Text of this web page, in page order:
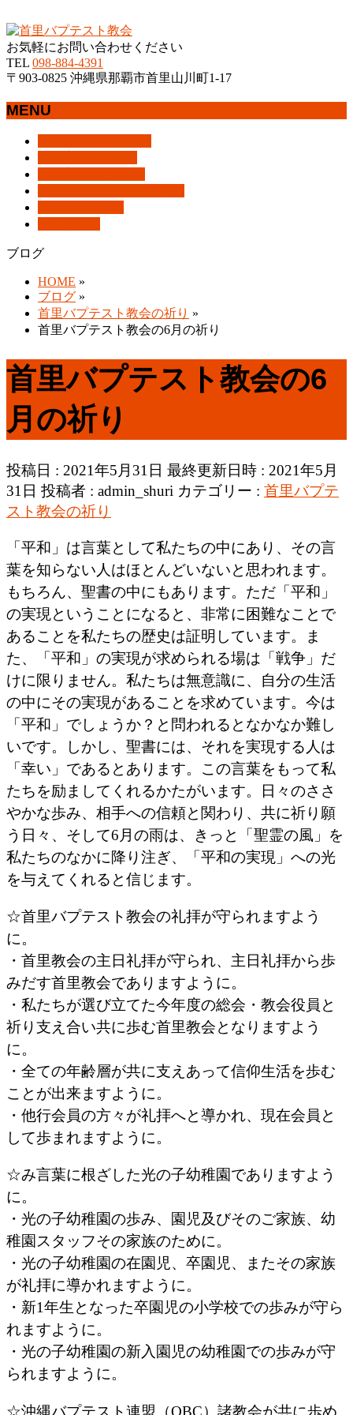
お気軽にお問い合わせください
TEL 098-884-4391
〒903-0825 沖縄県那覇市首里山川町1-17
MENU
す
ブログ
HOME »
ブログ »
首里バプテスト教会の祈り »
首里バプテスト教会の6月の祈り
首里バプテスト教会の6
月の祈り
投稿日 : 2021年5月31日 最終更新日時 : 2021年5月
31日 投稿者 : admin_shuri カテゴリー : 首里バプテ
スト教会の祈り
「平和」は言葉として私たちの中にあり、その言
葉を知らない人はほとんどいないと思われます。
もちろん、聖書の中にもあります。ただ「平和」
の実現ということになると、非常に困難なことで
あることを私たちの歴史は証明しています。ま
た、「平和」の実現が求められる場は「戦争」だ
けに限りません。私たちは無意識に、自分の生活
の中にその実現があることを求めています。今は
「平和」でしょうか？と問われるとなかなか難し
いです。しかし、聖書には、それを実現する人は
「幸い」であるとあります。この言葉をもって私
たちを励ましてくれるかたがいます。日々のささ
やかな歩み、相手への信頼と関わり、共に祈り願
う日々、そして6月の雨は、きっと「聖霊の風」を
私たちのなかに降り注ぎ、「平和の実現」への光
を与えてくれると信じます。
☆首里バプテスト教会の礼拝が守られますよう
に。
・首里教会の主日礼拝が守られ、主日礼拝から歩
みだす首里教会でありますように。
・私たちが選び立てた今年度の総会・教会役員と
祈り支え合い共に歩む首里教会となりますよう
に。
・全ての年齢層が共に支えあって信仰生活を歩む
ことが出来ますように。
・他行会員の方々が礼拝へと導かれ、現在会員と
して歩まれますように。
☆み言葉に根ざした光の子幼稚園でありますよう
に。
・光の子幼稚園の歩み、園児及びそのご家族、幼
稚園スタッフその家族のために。
・光の子幼稚園の在園児、卒園児、またその家族
が礼拝に導かれますように。
・新1年生となった卒園児の小学校での歩みが守ら
れますように。
・光の子幼稚園の新入園児の幼稚園での歩みが守
られますように。
☆沖縄バプテスト連盟（OBC）諸教会が共に歩め